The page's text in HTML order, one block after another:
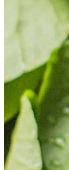
Palmeiras